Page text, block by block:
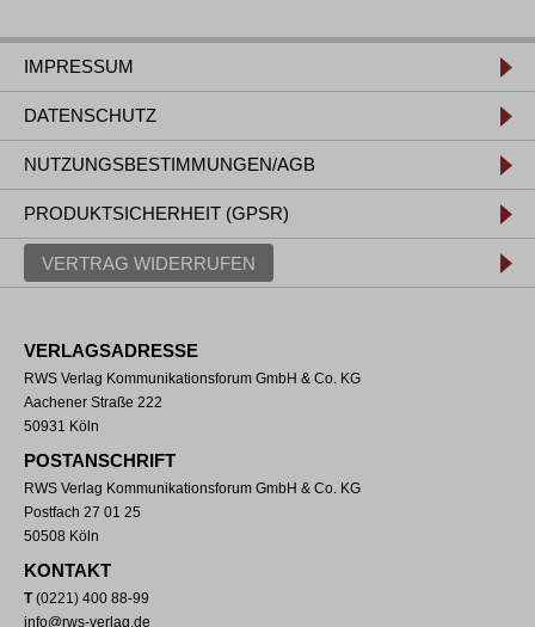
IMPRESSUM
DATENSCHUTZ
NUTZUNGSBESTIMMUNGEN/AGB
PRODUKTSICHERHEIT (GPSR)
VERTRAG WIDERRUFEN
VERLAGSADRESSE
RWS Verlag Kommunikationsforum GmbH & Co. KG
Aachener Straße 222
50931 Köln
POSTANSCHRIFT
RWS Verlag Kommunikationsforum GmbH & Co. KG
Postfach 27 01 25
50508 Köln
KONTAKT
T(0221) 400 88-99
info@rws-verlag.de